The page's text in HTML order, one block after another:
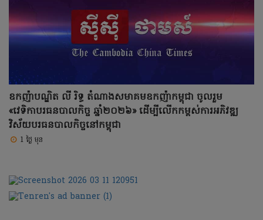
ឧកញ៉ាបណ្ឌិត លី រិទ្ធ តំណាងសមាគមឧកញ៉ាកម្ពុជា ចូលរួម
«វេទិកាបរធនបាលកិច្ច ឆ្នាំ២០២៦» ដើម្បីលើកកម្ពស់ការអភិវឌ្ឍ
វិស័យបរធនបាលកិច្ចនៅកម្ពុជា
1 ថ្ងៃ មុន